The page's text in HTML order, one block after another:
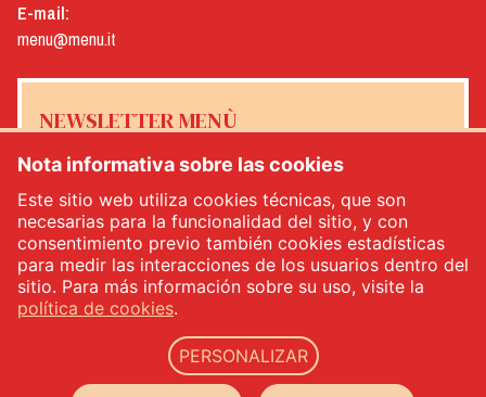
E-mail:
menu@menu.it
NEWSLETTER MENÙ
Sí, me gustaría recibir el boletín de noticias de Menù*
INSCRÍBETE
Nota informativa sobre las cookies
Este sitio web utiliza cookies técnicas, que son
necesarias para la funcionalidad del sitio, y con
consentimiento previo también cookies estadísticas
para medir las interacciones de los usuarios dentro del
sitio. Para más información sobre su uso, visite la
política de cookies.
PERSONALIZAR